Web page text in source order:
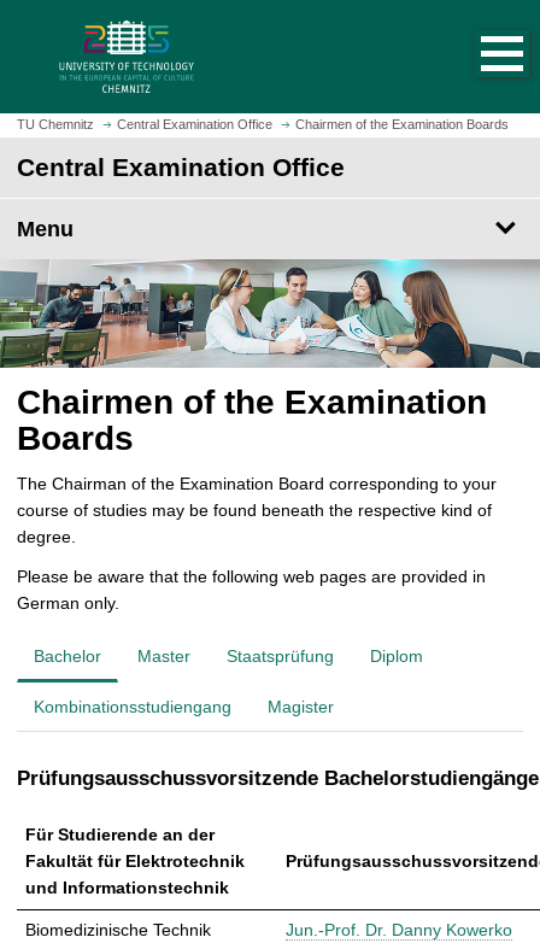
m
a
o
n
t
h
m
e
p
g
e
TU Chemnitz Central Examination Office Chairmen of the Examination Boards
Central Examination Office
Menu
Chairmen of the Examination
Boards
The Chairman of the Examination Board corresponding to your
course of studies may be found beneath the respective kind of
degree.
Please be aware that the following web pages are provided in
German only.
Bachelor Master Staatsprüfung Diplom
Kombinationsstudiengang Magister
Prüfungsausschussvorsitzende Bachelorstudiengänge
Für Studierende an der
Fakultät für Elektrotechnik
und Informationstechnik
Biomedizinische Technik Jun.-Prof. Dr. Danny Kowerko